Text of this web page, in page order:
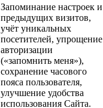
Запоминание настроек и
предыдущих визитов,
учёт уникальных
посетителей, упрощение
авторизации
(«запомнить меня»),
сохранение часового
пояса пользователя,
улучшение удобства
использования Сайта.